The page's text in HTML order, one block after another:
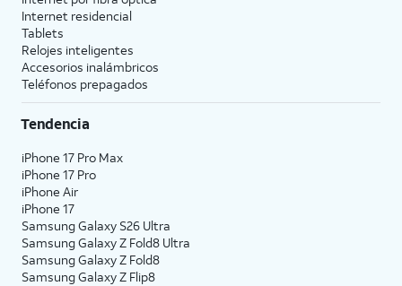
Internet residencial
Tablets
Relojes inteligentes
Accesorios inalámbricos
Teléfonos prepagados
Tendencia
iPhone 17 Pro Max
iPhone 17 Pro
iPhone Air
iPhone 17
Samsung Galaxy S26 Ultra
Samsung Galaxy Z Fold8 Ultra
Samsung Galaxy Z Fold8
Samsung Galaxy Z Flip8